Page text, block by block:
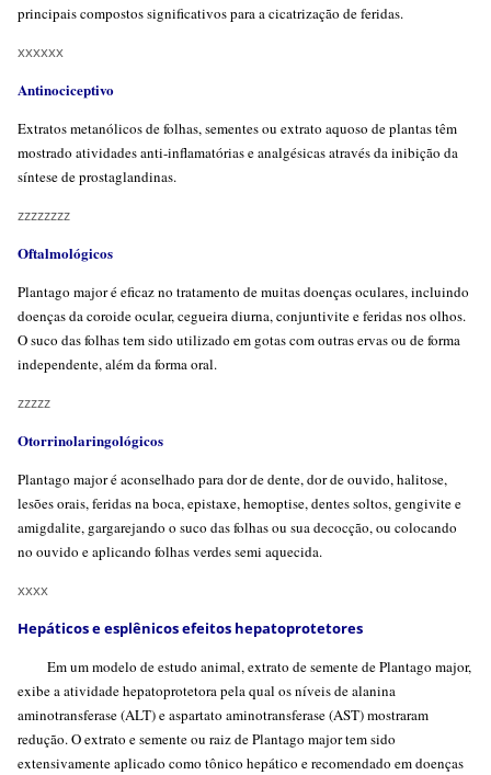
principais compostos significativos para a cicatrização de feridas.
xxxxxx
Antinociceptivo
Extratos metanólicos de folhas, sementes ou extrato aquoso de plantas têm
mostrado atividades anti-inflamatórias e analgésicas através da inibição da
síntese de prostaglandinas.
zzzzzzzz
Oftalmológicos
Plantago major é eficaz no tratamento de muitas doenças oculares, incluindo
doenças da coroide ocular, cegueira diurna, conjuntivite e feridas nos olhos.
O suco das folhas tem sido utilizado em gotas com outras ervas ou de forma
independente, além da forma oral.
zzzzz
Otorrinolaringológicos
Plantago major é aconselhado para dor de dente, dor de ouvido, halitose,
lesões orais, feridas na boca, epistaxe, hemoptise, dentes soltos, gengivite e
amigdalite, gargarejando o suco das folhas ou sua decocção, ou colocando
no ouvido e aplicando folhas verdes semi aquecida.
xxxx
Hepáticos e esplênicos efeitos hepatoprotetores
Em um modelo de estudo animal, extrato de semente de Plantago major,
exibe a atividade hepatoprotetora pela qual os níveis de alanina
aminotransferase (ALT) e aspartato aminotransferase (AST) mostraram
redução. O extrato e semente ou raiz de Plantago major tem sido
extensivamente aplicado como tônico hepático e recomendado em doenças